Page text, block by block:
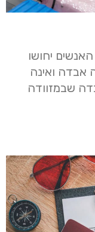
יחושו
אבדה ואינה
שבמזוודה